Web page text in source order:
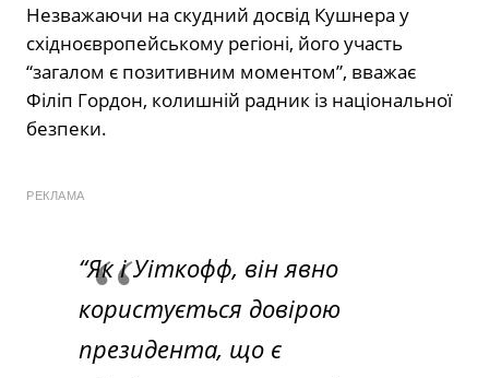
Незважаючи на скудний досвід Кушнера у
східноєвропейському регіоні, його участь
“загалом є позитивним моментом”, вважає
Філіп Гордон, колишній радник із національної
безпеки.
РЕКЛАМА
“Як і Уіткофф, він явно
користується довірою
президента, що є